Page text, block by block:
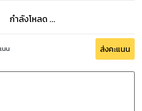
กำลังโหลด ...
นน ส่งคะแนน